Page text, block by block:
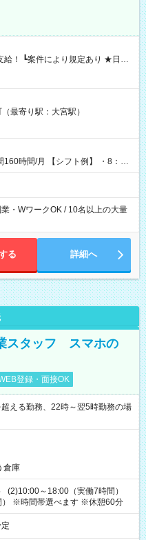
その日に現金GET♪ お仕事後はコ
す！ 【試用期間】試
最寄り駅：大宮駅）
ト例】 ・8：00
・WワークOK / 10名以上の大量
る 詳細へ
スタッフ スマホの
登録・面接OK
える勤務、22時～翌5時勤務の場
倉庫
(2)10:00～18:00（実働7時間）
） ※時間帯選べます ※休憩60分